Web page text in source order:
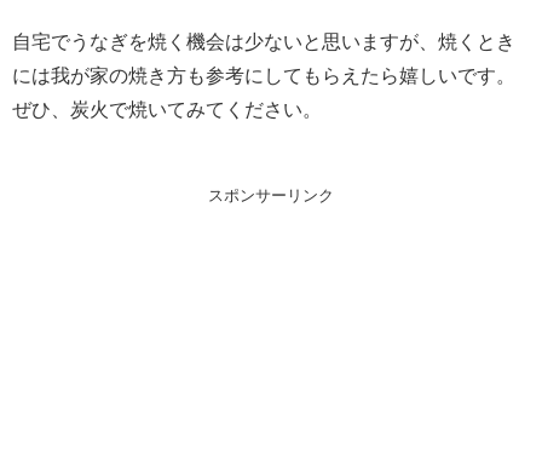
自宅でうなぎを焼く機会は少ないと思いますが、焼くとき
には我が家の焼き方も参考にしてもらえたら嬉しいです。
ぜひ、炭火で焼いてみてください。
スポンサーリンク